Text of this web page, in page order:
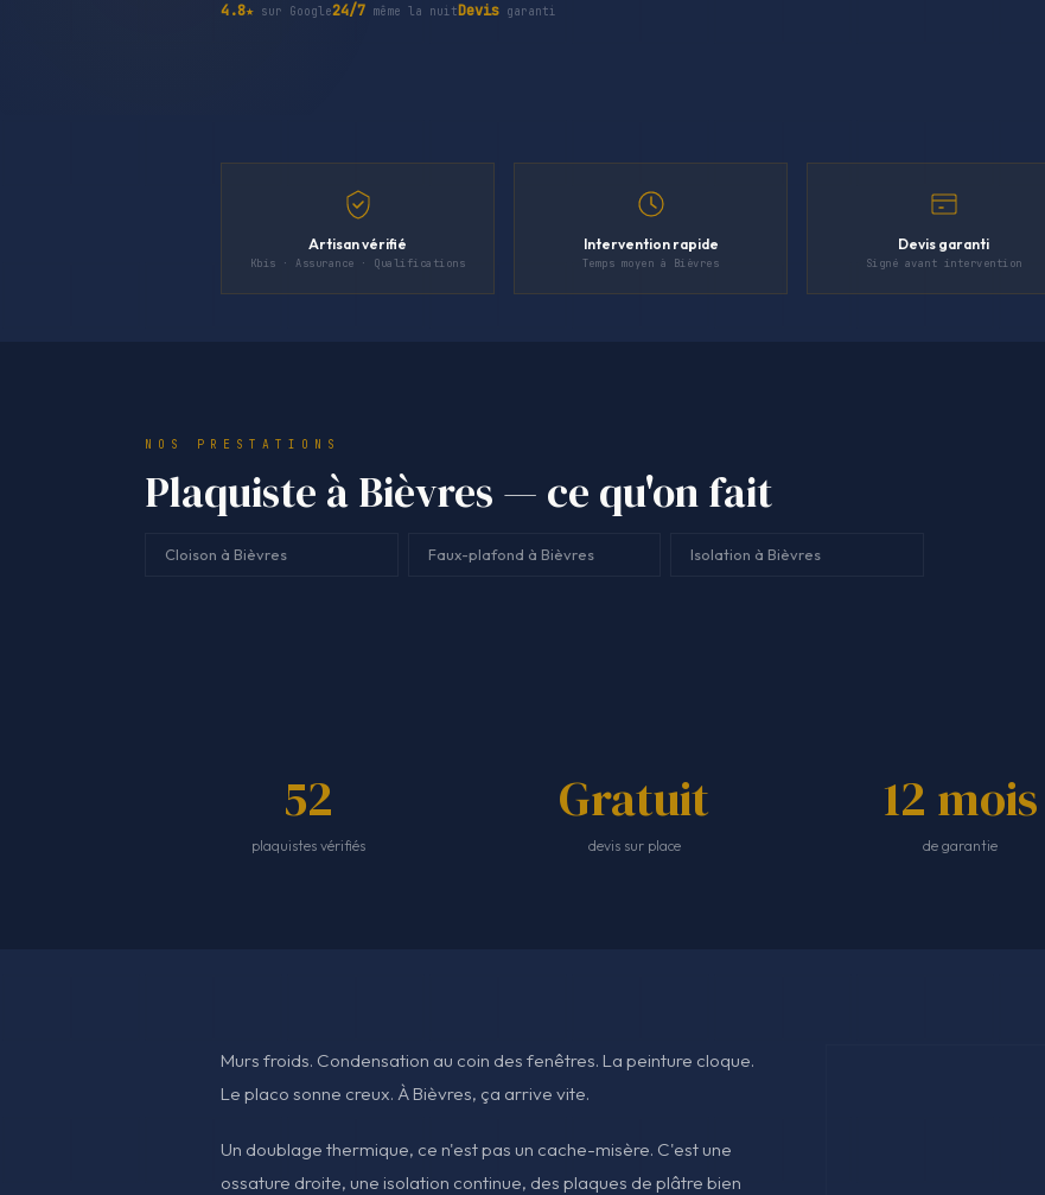
4.8★ sur Google24/7 même la nuitDevis garanti
Artisan vérifié
Kbis · Assurance · Qualifications
Intervention rapide
Temps moyen à Bièvres
Devis garanti
Signé avant intervention
NOS PRESTATIONS
Plaquiste à Bièvres — ce qu'on fait
Cloison à Bièvres Faux-plafond à Bièvres Isolation à Bièvres
52
plaquistes vérifiés
Gratuit
devis sur place
12 mois
de garantie
Murs froids. Condensation au coin des fenêtres. La peinture cloque.
Le placo sonne creux. À Bièvres, ça arrive vite.
Un doublage thermique, ce n'est pas un cache-misère. C'est une
ossature droite, une isolation continue, des plaques de plâtre bien